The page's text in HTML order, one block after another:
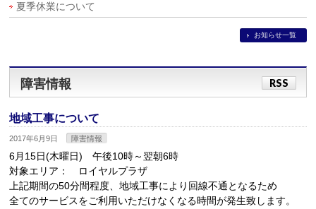
夏季休業について
お知らせ一覧
障害情報 RSS
地域工事について
2017年6月9日 障害情報
6月15日(木曜日) 午後10時～翌朝6時
対象エリア： ロイヤルプラザ
上記期間の50分間程度、地域工事により回線不通となるため
全てのサービスをご利用いただけなくなる時間が発生致します。